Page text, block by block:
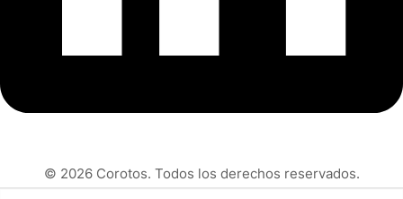
© 2026 Corotos. Todos los derechos reservados.